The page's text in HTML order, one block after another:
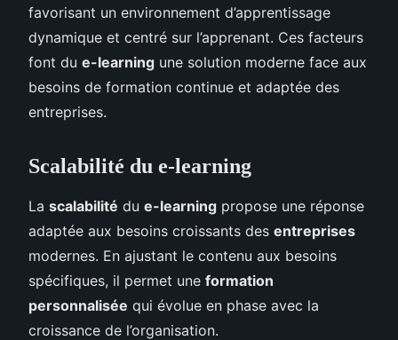
favorisant un environnement d’apprentissage
dynamique et centré sur l’apprenant. Ces facteurs
font du e-learning une solution moderne face aux
besoins de formation continue et adaptée des
entreprises.
Scalabilité du e-learning
La scalabilité du e-learning propose une réponse
adaptée aux besoins croissants des entreprises
modernes. En ajustant le contenu aux besoins
spécifiques, il permet une formation
personnalisée qui évolue en phase avec la
croissance de l’organisation.